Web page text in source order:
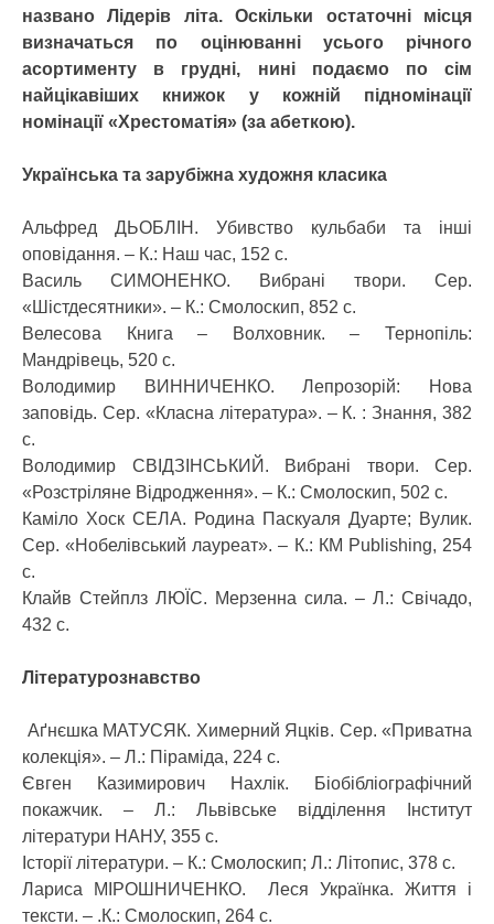
названо Лідерів літа. Оскільки остаточні місця
визначаться по оцінюванні усього річного
асортименту в грудні, нині подаємо по сім
найцікавіших книжок у кожній підномінації
номінації «Хрестоматія» (за абеткою).
Українська та зарубіжна художня класика
Альфред ДЬОБЛІН. Убивство кульбаби та інші
оповідання. – К.: Наш час, 152 с.
Василь СИМОНЕНКО. Вибрані твори. Сер.
«Шістдесятники». – К.: Смолоскип, 852 с.
Велесова Книга – Волховник. – Тернопіль:
Мандрівець, 520 с.
Володимир ВИННИЧЕНКО. Лепрозорій: Нова
заповідь. Сер. «Класна література». – К. : Знання, 382
с.
Володимир СВІДЗІНСЬКИЙ. Вибрані твори. Сер.
«Розстріляне Відродження». – К.: Смолоскип, 502 с.
Каміло Хоск СЕЛА. Родина Паскуаля Дуарте; Вулик.
Сер. «Нобелівський лауреат». – К.: КМ Publishing, 254
с.
Клайв Стейплз ЛЮЇС. Мерзенна сила. – Л.: Свічадо,
432 с.
Літературознавство
Аґнєшка МАТУСЯК. Химерний Яцків. Сер. «Приватна
колекція». – Л.: Піраміда, 224 с.
Євген Казимирович Нахлік. Біобібліографічний
покажчик. – Л.: Львівське відділення Інститут
літератури НАНУ, 355 с.
Історії літератури. – К.: Смолоскип; Л.: Літопис, 378 с.
Лариса МІРОШНИЧЕНКО. Леся Українка. Життя і
тексти. – .К.: Смолоскип, 264 с.